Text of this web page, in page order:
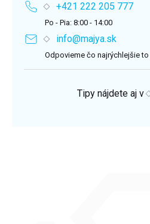
+421 222 205 777
Po - Pia: 8:00 - 14:00
info@majya.sk
Odpovieme čo najrýchlejšie
Tipy nájdete aj v